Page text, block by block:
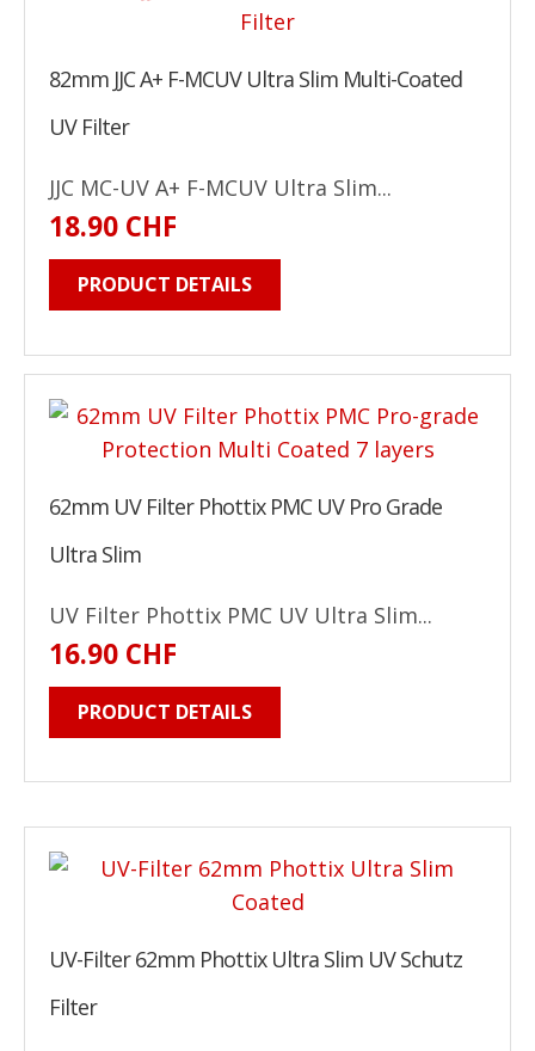
82mm JJC A+ F-MCUV Ultra Slim Multi-Coated
UV Filter
JJC MC-UV A+ F-MCUV Ultra Slim...
18.90 CHF
PRODUCT DETAILS
62mm UV Filter Phottix PMC UV Pro Grade
Ultra Slim
UV Filter Phottix PMC UV Ultra Slim...
16.90 CHF
PRODUCT DETAILS
UV-Filter 62mm Phottix Ultra Slim UV Schutz
Filter